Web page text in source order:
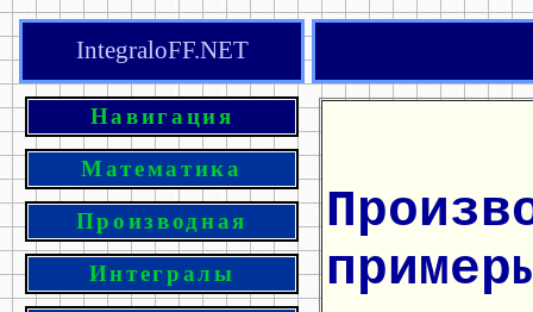
IntegraloFF.NET
Навигация
Математика
Производная
Интегралы